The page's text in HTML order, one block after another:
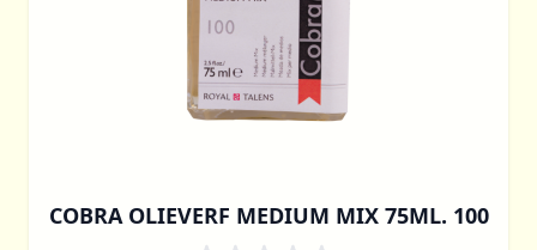
COBRA OLIEVERF MEDIUM MIX 75ML. 100